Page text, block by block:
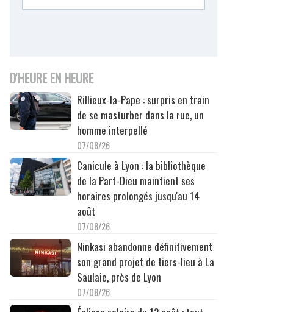
D'HEURE EN HEURE
Rillieux-la-Pape : surpris en train
de se masturber dans la rue, un
homme interpellé
07/08/26
Canicule à Lyon : la bibliothèque
de la Part-Dieu maintient ses
horaires prolongés jusqu'au 14
août
07/08/26
Ninkasi abandonne définitivement
son grand projet de tiers-lieu à La
Saulaie, près de Lyon
07/08/26